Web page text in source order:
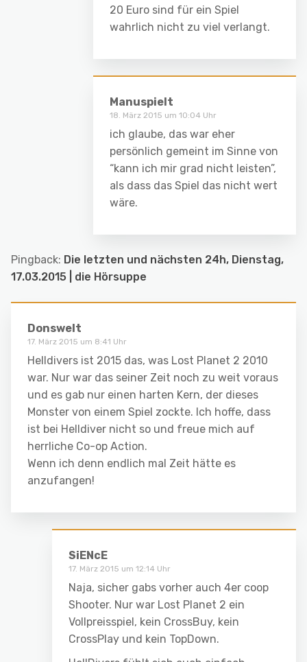
20 Euro sind für ein Spiel
wahrlich nicht zu viel verlangt.
Manuspielt
18. März 2015 um 10:04 Uhr
ich glaube, das war eher
persönlich gemeint im Sinne von
“kann ich mir grad nicht leisten”,
als dass das Spiel das nicht wert
wäre.
Pingback: Die letzten und nächsten 24h, Dienstag,
17.03.2015 | die Hörsuppe
Donswelt
17. März 2015 um 8:41 Uhr
Helldivers ist 2015 das, was Lost Planet 2 2010
war. Nur war das seiner Zeit noch zu weit voraus
und es gab nur einen harten Kern, der dieses
Monster von einem Spiel zockte. Ich hoffe, dass
ist bei Helldiver nicht so und freue mich auf
herrliche Co-op Action.
Wenn ich denn endlich mal Zeit hätte es
anzufangen!
SiENcE
17. März 2015 um 12:14 Uhr
Naja, sicher gabs vorher auch 4er coop
Shooter. Nur war Lost Planet 2 ein
Vollpreisspiel, kein CrossBuy, kein
CrossPlay und kein TopDown.